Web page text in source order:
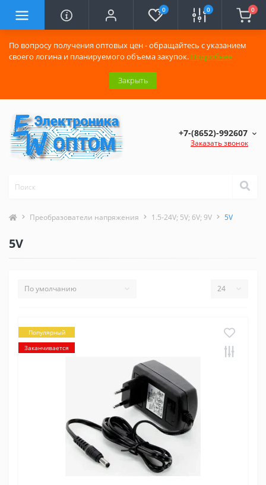
По вопросу получения оптовых цен - обращайтесь с указанием
своего логина и планируемого объема закупок. Подробнее
Закрыть
0 0 0
+7-(8652)-992607
Заказать звонок
Преобразователи напряжения 1.5-24V; 5V; 6V; 9V 5V
5V
Популярный
Заканчивается